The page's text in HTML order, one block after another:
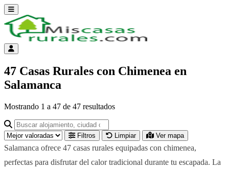
Abrir menú
Menú de cuenta
47 Casas Rurales con Chimenea en
Salamanca
Mostrando 1 a 47 de 47 resultados
Buscar alojamiento, ciudad o provincia para ir a su página
Filtros Limpiar Ver mapa
Salamanca ofrece 47 casas rurales equipadas con chimenea,
perfectas para disfrutar del calor tradicional durante tu escapada. La